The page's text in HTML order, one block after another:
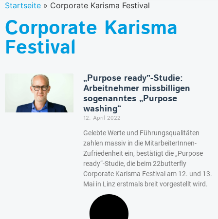
Startseite » Corporate Karisma Festival
Corporate Karisma
Festival
„Purpose ready”-Studie:
Arbeitnehmer missbilligen
sogenanntes „Purpose
washing“
12. April 2022
Gelebte Werte und Führungsqualitäten
zahlen massiv in die MitarbeiterInnen-
Zufriedenheit ein, bestätigt die „Purpose
ready“-Studie, die beim 22butterfly
Corporate Karisma Festival am 12. und 13.
Mai in Linz erstmals breit vorgestellt wird.